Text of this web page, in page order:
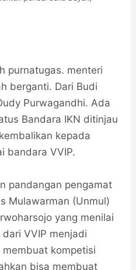
purnatugas. menteri
berganti. Dari Budi
Purwagandhi. Ada
Bandara IKN ditinjau
kepada
bandara VVIP.
pandangan pengamat
Mulawarman (Unmul)
yang menilai
VVIP menjadi
kompetisi
bisa membuat